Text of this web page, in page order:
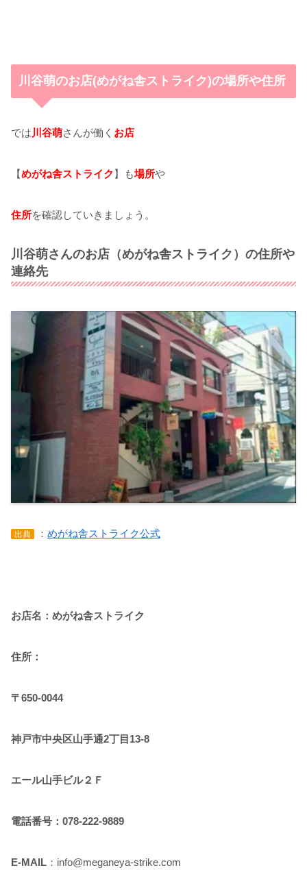
川谷萌のお店(めがね舎ストライク)の場所や住所
では 川谷萌さんが働く お店
【めがね舎ストライク 】も場所や
住所を確認していきましょう。
川谷萌さんのお店（めがね舎ストライク）の住所や
連絡先
出典 ： めがね舎ストライク公式
お店名：めがね舎ストライク
住所：
〒650-0044
神戸市中央区山手通2丁目13-8
エール山手ビル２Ｆ
電話番号：078-222-9889
E-MAIL ：info@meganeya-strike.com